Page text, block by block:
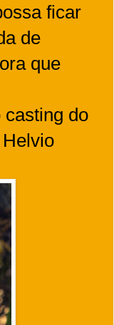
ficar
de
que
casting do